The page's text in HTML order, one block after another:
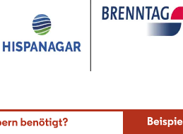
Bild © Mordor Intelligence. Wiederverwendung